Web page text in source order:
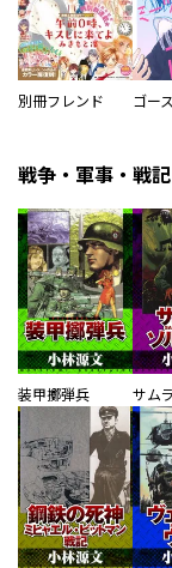
別冊フレンド
戦争・軍事・戦記
装甲擲弾兵